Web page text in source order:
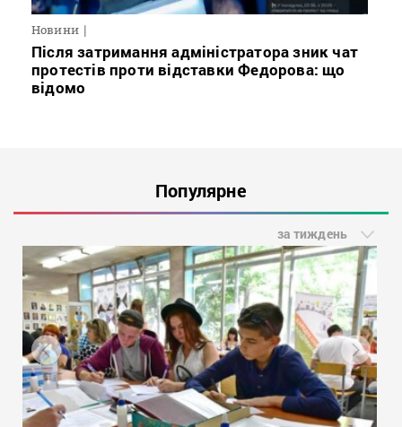
Новини
Після затримання адміністратора зник чат
протестів проти відставки Федорова: що
відомо
Популярне
за тиждень